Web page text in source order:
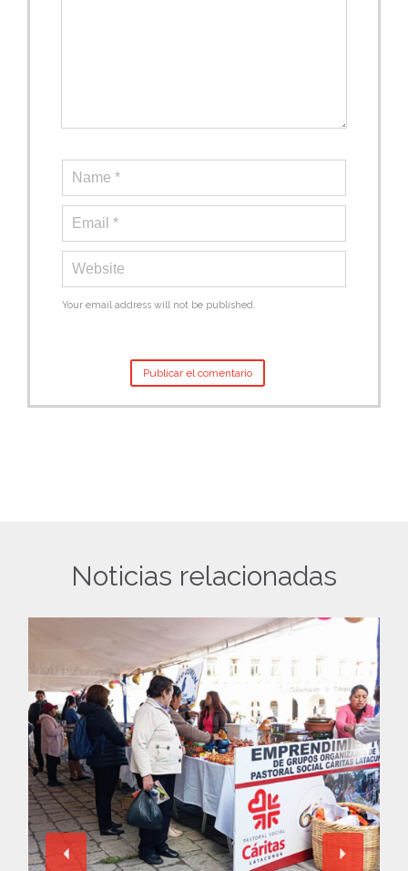
Your email address will not be published.
Noticias relacionadas